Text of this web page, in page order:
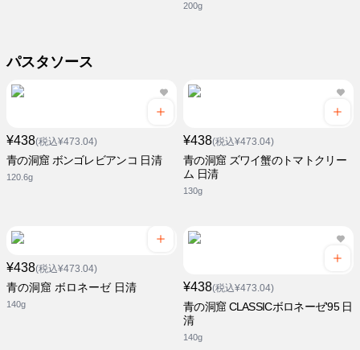
200g
パスタソース
¥438(税込¥473.04)
青の洞窟 ボンゴレビアンコ 日清
120.6g
¥438(税込¥473.04)
青の洞窟 ズワイ蟹のトマトクリー
ム 日清
130g
¥438(税込¥473.04)
青の洞窟 ボロネーゼ 日清
140g
¥438(税込¥473.04)
青の洞窟 CLASSICボロネーゼ'95 日
清
140g